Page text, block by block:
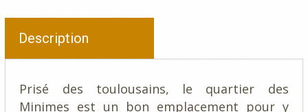
Description
Prisé des toulousains, le quartier des
Minimes est un bon emplacement pour y